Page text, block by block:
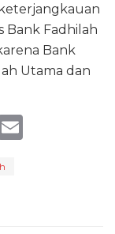
Bank Fadhilah
Bank
Utama dan